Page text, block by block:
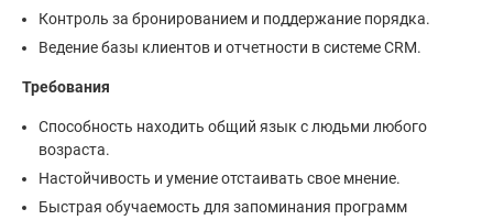
Контроль за бронированием и поддержание порядка.
Ведение базы клиентов и отчетности в системе CRM.
Требования
Способность находить общий язык с людьми любого
возраста.
Настойчивость и умение отстаивать свое мнение.
Быстрая обучаемость для запоминания программ